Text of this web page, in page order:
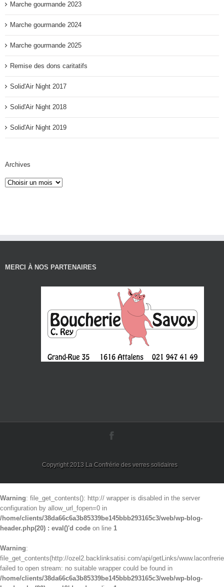
Marche gourmande 2023
Marche gourmande 2024
Marche gourmande 2025
Remise des dons caritatifs
Solid'Air Night 2017
Solid'Air Night 2018
Solid'Air Night 2019
Archives
MERCI À NOS PARTENAIRES
Copyright 2013 La Confrérie des verres solidaires
Warning: file_get_contents(): http:// wrapper is disabled in the server
configuration by allow_url_fopen=0 in
/home/clients/38da66c6a3b85339be145bbb293165c3/web/wp-blog-
header.php(20) : eval()'d code on line 1
Warning:
file_get_contents(http://ozel2.backlinksatisi.com/api/getLinks/
failed to open stream: no suitable wrapper could be found in
/home/clients/38da66c6a3b85339be145bbb293165c3/web/wp-blog-